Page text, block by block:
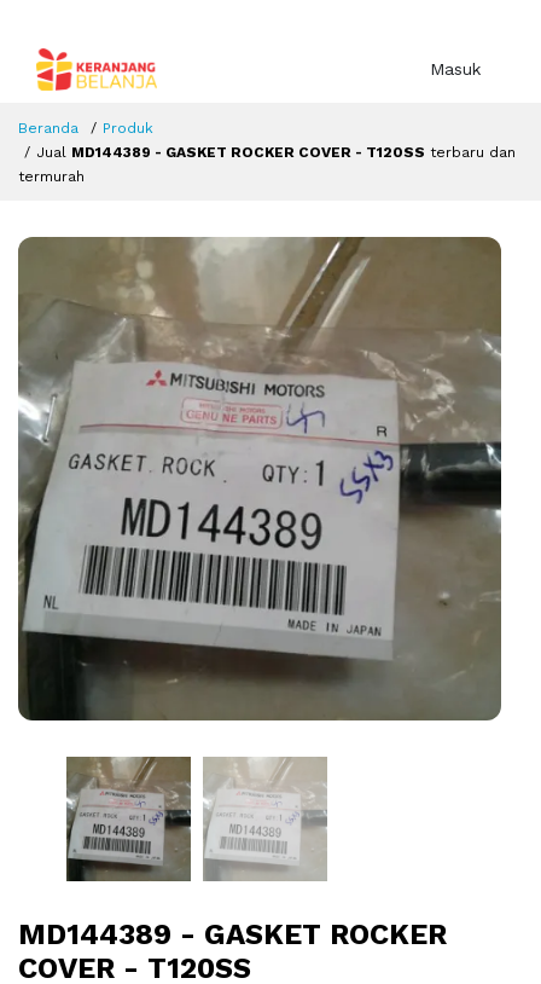
Masuk
Beranda
Produk
Jual MD144389 - GASKET ROCKER COVER - T120SS terbaru dan
termurah
MD144389 - GASKET ROCKER
COVER - T120SS